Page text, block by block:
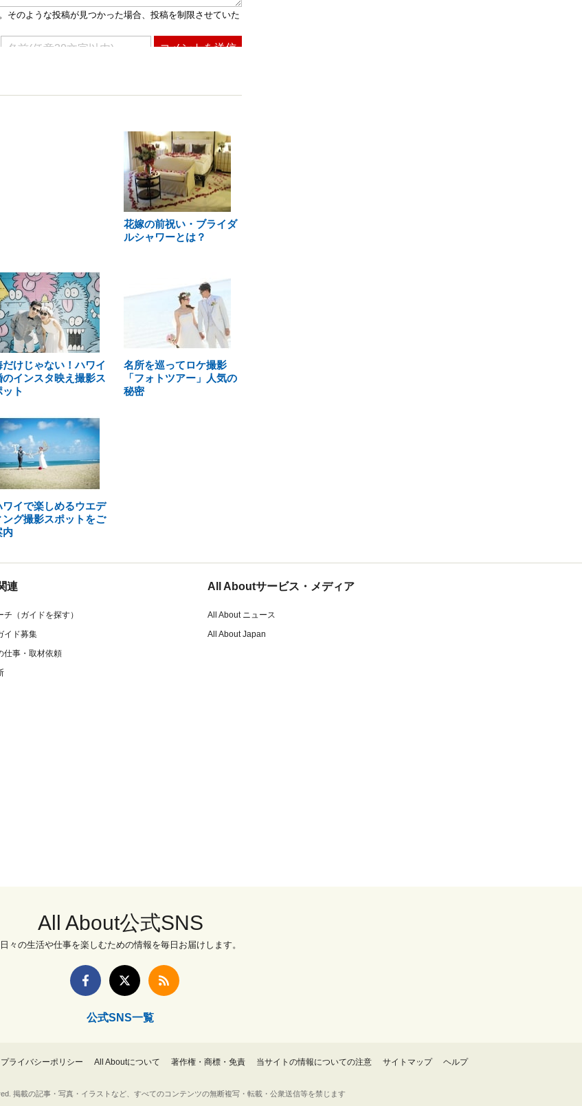
花嫁の前祝い・ブライダ
ルシャワーとは？
だけじゃない！ハワイ
のインスタ映え撮影ス
ット
名所を巡ってロケ撮影
「フォトツアー」人気の
秘密
ワイで楽しめるウエデ
ング撮影スポットをご
内
連
チ（ガイドを探す）
イド募集
仕事・取材依頼
All Aboutサービス・メディア
All About ニュース
All About Japan
All About公式SNS
日々の生活や仕事を楽しむための情報を毎日お届けします。
公式SNS一覧
プライバシーポリシー All Aboutについて 著作権・商標・免責 当サイトの情報についての注意 サイトマップ ヘルプ
掲載の記事・写真・イラストなど、すべてのコンテンツの無断複写・転載・公衆送信等を禁じます